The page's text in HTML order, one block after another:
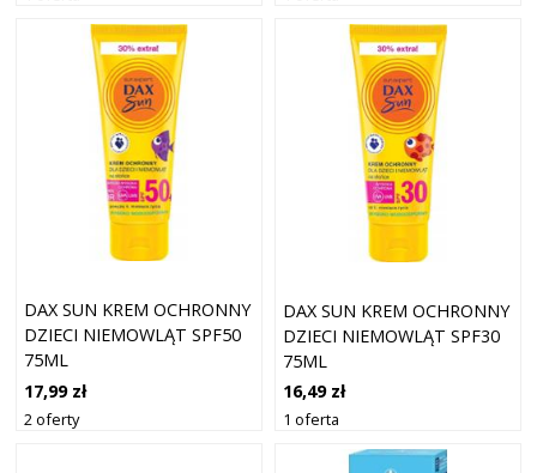
DAX SUN KREM OCHRONNY
DZIECI NIEMOWLĄT SPF50
75ML
17,99 zł
2 oferty
DAX SUN KREM OCHRONNY
DZIECI NIEMOWLĄT SPF30
75ML
16,49 zł
1 oferta